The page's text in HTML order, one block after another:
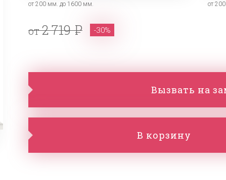
от 200 мм. до 1600 мм. от
от2 719 -30%
Вызвать на
В корзину